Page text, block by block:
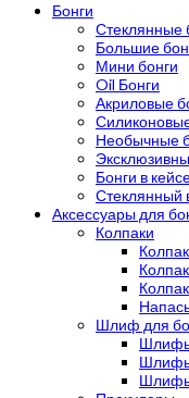
Бонги
Стеклянные
Большие
Мини бонги
Oil Бонги
Акриловые
Необычные
Бонги в
Стеклянный
Аксессуары для
Колпаки
Шлиф для
Шлифы
Шлифы
Шлифы